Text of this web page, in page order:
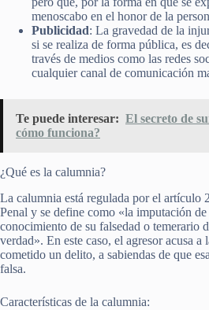
menoscabo en el honor de la
Publicidad: La gravedad de la
si se realiza de forma pública, es
través de medios como las redes
cualquier canal de comunicación
Te puede interesar: El secreto de
cómo funciona?
¿Qué es la calumnia?
La calumnia está regulada por el artículo
Penal y se define como «la imputación
conocimiento de su falsedad o temerario
verdad». En este caso, el agresor acusa a
cometido un delito, a sabiendas de que
falsa.
Características de la calumnia: